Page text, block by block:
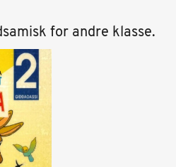
for andre klasse.